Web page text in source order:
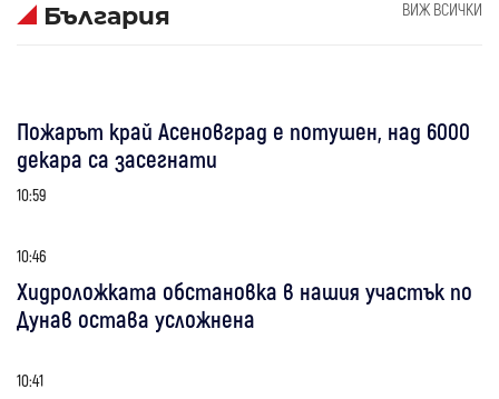
България ВИЖ ВСИЧКИ
Пожарът край Асеновград е потушен, над 6000
декара са засегнати
10:59
10:46
Хидроложката обстановка в нашия участък по
Дунав остава усложнена
10:41